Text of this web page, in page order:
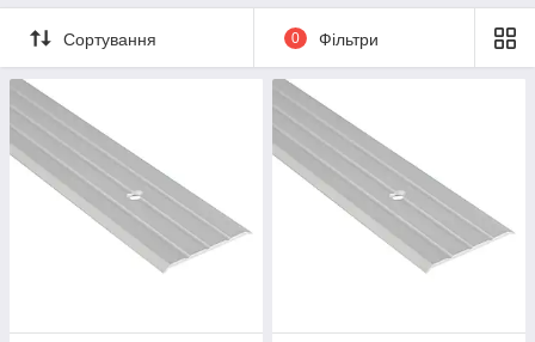
Сортування 0 Фільтри